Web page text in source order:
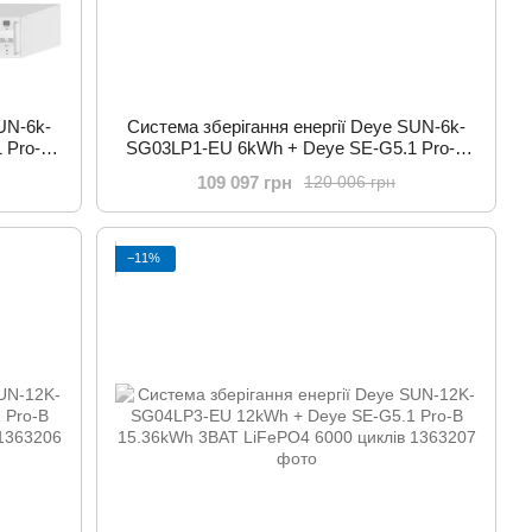
6k-
Pro-B
Система зберігання енергії Deye SUN-6k-
SG03LP1-EU 6kWh + Deye SE-G5.1 Pro-B
120 006 грн
109 097 грн
−11%